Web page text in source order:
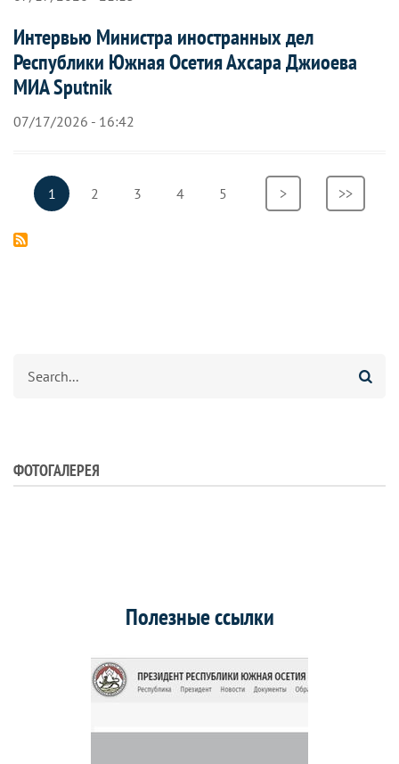
Интервью Министра иностранных дел
Республики Южная Осетия Ахсара Джиоева
МИА Sputnik
07/17/2026 - 16:42
Нумерация
страниц
Текущая
1 Страница
2 Страница
3 Страница
4 Страница
5
Следующая
> >>
ФОТОГАЛЕРЕЯ
Полезные ссылки